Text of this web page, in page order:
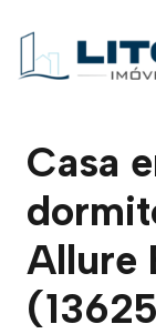
Casa
Allure